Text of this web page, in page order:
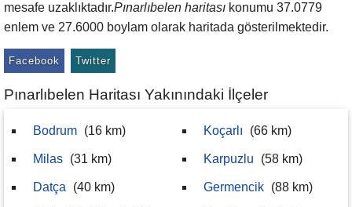
mesafe uzaklıktadır.Pınarlıbelen haritası konumu 37.0779
enlem ve 27.6000 boylam olarak haritada gösterilmektedir.
Facebook Twitter
Pınarlıbelen Haritası Yakınındaki İlçeler
Bodrum (16 km)
Milas (31 km)
Datça (40 km)
Koçarlı (66 km)
Karpuzlu (58 km)
Germencik (88 km)